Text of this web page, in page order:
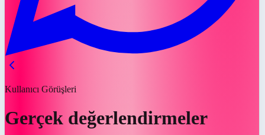
Kullanıcı Görüşleri
Gerçek değerlendirmeler